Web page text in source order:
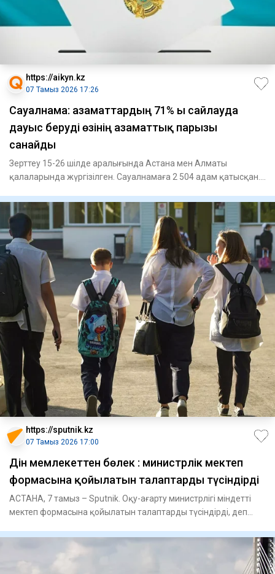
https://aikyn.kz
07 Тамыз 2026 17:26
Сауалнама: азаматтардың 71% ы сайлауда
дауыс беруді өзінің азаматтық парызы
санайды
Зерттеу 15-26 шілде аралығында Астана мен Алматы
қалаларында жүргізілген. Сауалнамаға 2 504 адам қатысқан.
https://sputnik.kz
07 Тамыз 2026 17:00
Дін мемлекеттен бөлек : министрлік мектеп
формасына қойылатын талаптарды түсіндірді
АСТАНА, 7 тамыз – Sputnik. Оқу-ағарту министрлігі міндетті
мектеп формасына қойылатын талаптарды түсіндірді, деп